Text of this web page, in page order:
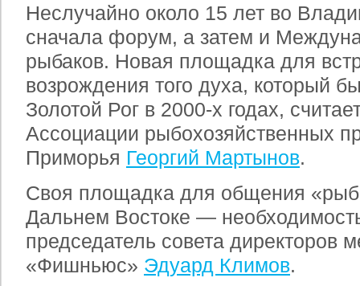
Неслучайно около 15 лет во
сначала форум, а затем и
рыбаков. Новая площадка для
возрождения того духа, который
Золотой Рог в 2000-х годах,
Ассоциации рыбохозяйственных
Приморья Георгий Мартынов.
Своя площадка для общения
Дальнем Востоке —
председатель совета директоров
«Фишньюс» Эдуард Климов.